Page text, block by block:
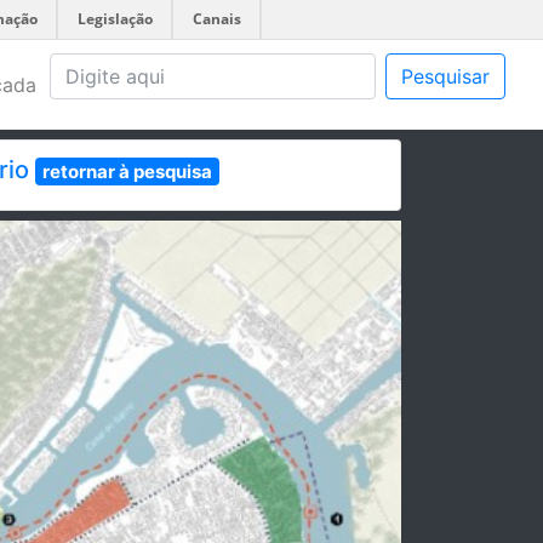
Legislação Canais
Pesquisar
retornar à pesquisa